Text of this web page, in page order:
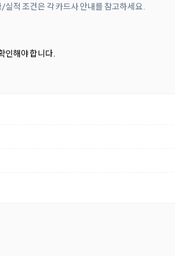
적 조건은 각 카드사 안내를 참고하세요.
해야 합니다.